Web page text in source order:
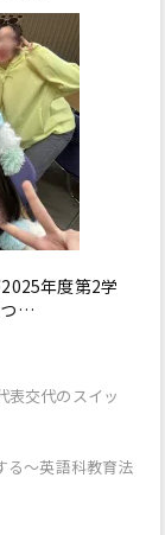
年度第2学
つ…
表交代のスイッ
る～英語科教育法